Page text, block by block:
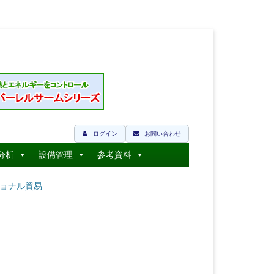
お問い合わせ
ログイン
析 設備管理 参考資料
ナル貿易